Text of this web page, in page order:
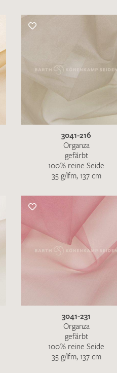
auf Ihrer
eine individuelle
wollen, vermerken
"Anmerkungen".
3041-216
Organza
gefärbt
100% reine Seide
35 g/lfm, 137 cm
3041-231
Organza
gefärbt
100% reine Seide
35 g/lfm, 137 cm